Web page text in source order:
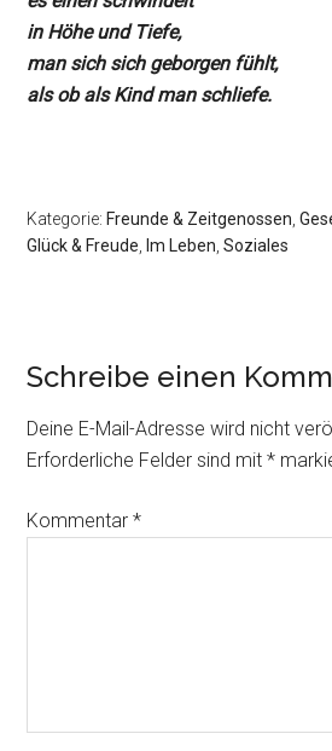
in Höhe und Tiefe,
man sich sich geborgen fühlt,
als ob als Kind man schliefe.
Kategorie: Freunde & Zeitgenossen ,
Glück & Freude
Im Leben ,Soziales
Schreibe einen
Deine E-Mail-Adresse wird nicht
Erforderliche Felder sind mit*
Kommentar*